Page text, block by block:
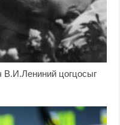
В.И.Лениний цогцосыг